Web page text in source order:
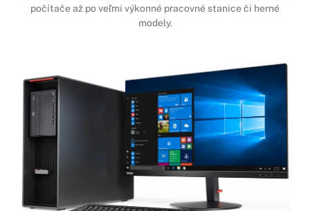
počítače až po veľmi výkonné pracovné stanice či herné
modely.